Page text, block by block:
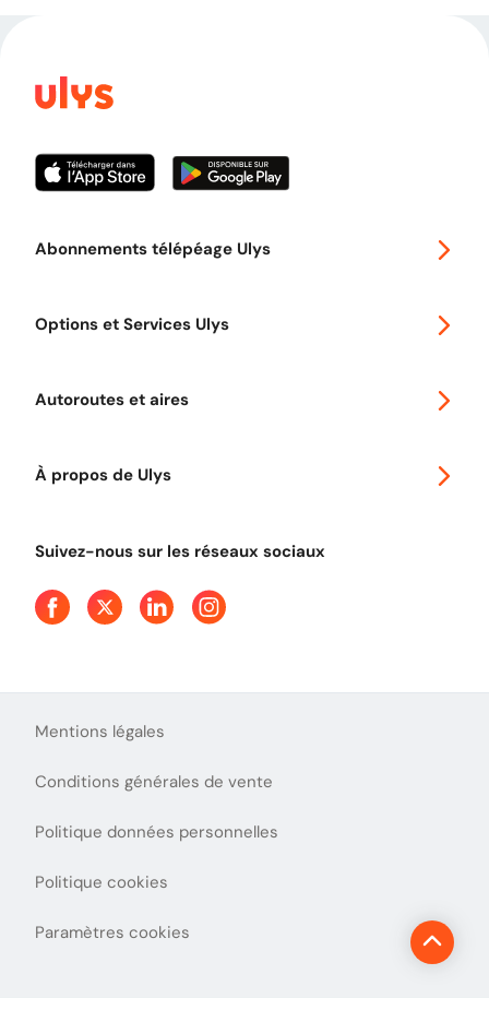
Abonnements télépéage Ulys
Options et Services Ulys
Autoroutes et aires
À propos de Ulys
Suivez-nous sur les réseaux sociaux
Mentions légales
Conditions générales de vente
Politique données personnelles
Politique cookies
Paramètres cookies